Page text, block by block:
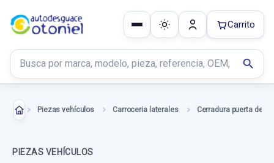
Buscar productos
search
Carrito
Piezas vehículos Carroceria laterales
PIEZAS VEHÍCULOS